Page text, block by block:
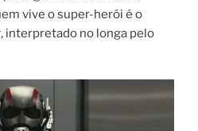
vive o super-herói é o
interpretado no longa pelo